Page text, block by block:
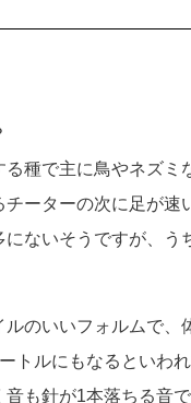
種で主に鳥やネズ
ーターの次に足が速
ないそうですが、
のいいフォルムで、
トルにもなるといわれ
も針が1本落ちる音